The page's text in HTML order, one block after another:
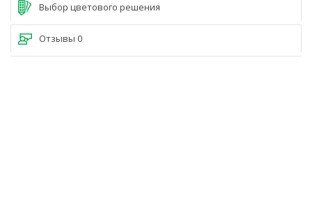
Выбор цветового решения
Отзывы 0